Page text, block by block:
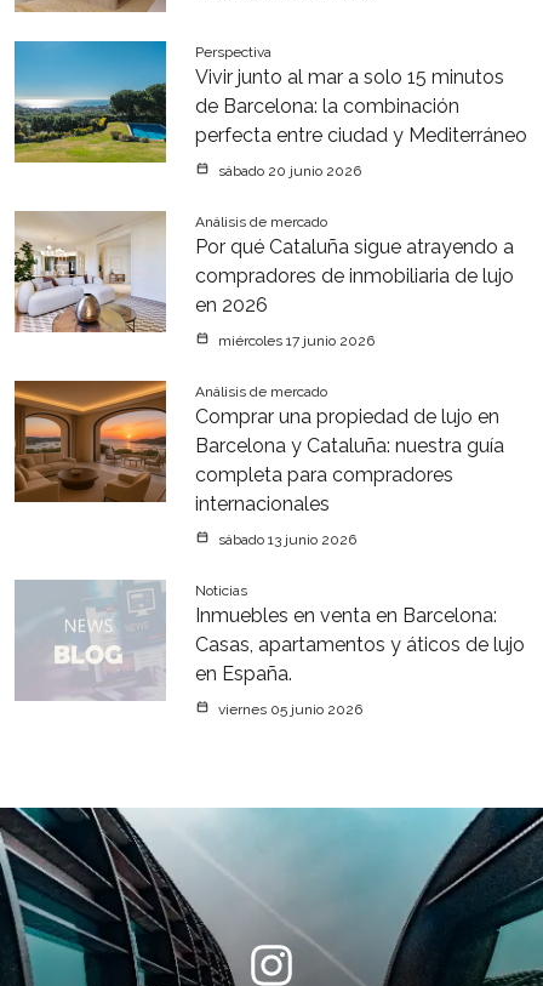
Perspectiva
Vivir junto al mar a solo 15 minutos
de Barcelona: la combinación
perfecta entre ciudad y Mediterráneo
sábado 20 junio 2026
Análisis de mercado
Por qué Cataluña sigue atrayendo a
compradores de inmobiliaria de lujo
en 2026
miércoles 17 junio 2026
Análisis de mercado
Comprar una propiedad de lujo en
Barcelona y Cataluña: nuestra guía
completa para compradores
internacionales
sábado 13 junio 2026
Noticias
Inmuebles en venta en Barcelona:
Casas, apartamentos y áticos de lujo
en España.
viernes 05 junio 2026